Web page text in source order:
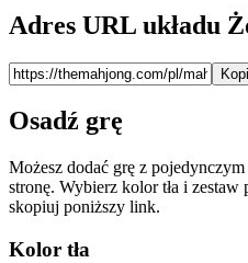
Adres URL układu
Osadź grę
Możesz dodać grę z
stronę. Wybierz kolor tła i zestaw
skopiuj poniższy link.
Kolor tła